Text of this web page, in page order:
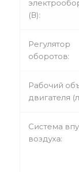
(В):
Регулятор
оборотов:
Рабочий
двигателя
Система
воздуха: